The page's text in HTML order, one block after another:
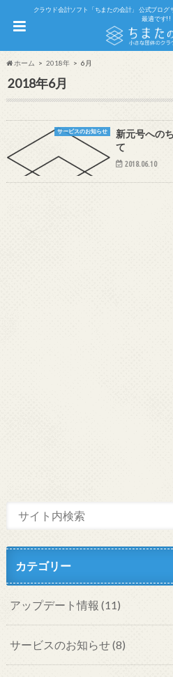
クラウド会計ソフト「ちまたの会計」 公式ブログ
最適です!!
ホーム 2018年 6月
2018年6月
サービスのお知らせ
新元号への
て
2018.06.10
カテゴリー
アップデート情報 (11)
サービスのお知らせ(8)